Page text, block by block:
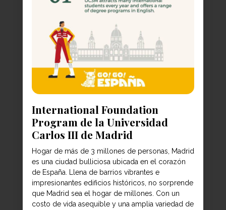
International Foundation
Program de la Universidad
Carlos III de Madrid
Hogar de más de 3 millones de personas, Madrid
es una ciudad bulliciosa ubicada en el corazón
de España. Llena de barrios vibrantes e
impresionantes edificios históricos, no sorprende
que Madrid sea el hogar de millones. Con un
costo de vida asequible y una amplia variedad de